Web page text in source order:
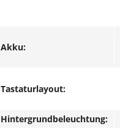
Akku:
Tastaturlayout:
Hintergrundbeleuchtung: